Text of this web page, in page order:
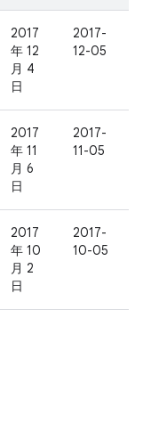
2017
年 12
月 4
日
2017-
12-05
2017
年 11
月 6
日
2017-
11-05
2017
年 10
月 2
日
2017-
10-05